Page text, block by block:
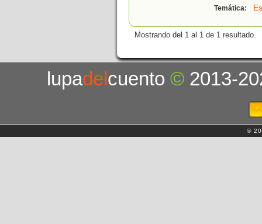
Temática:
Mostrando del 1 al 1 de 1 resultado.
lupadelcuento© 2013-
©